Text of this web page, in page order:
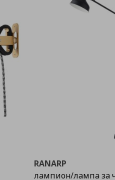
RANARP
лампион/лампа за